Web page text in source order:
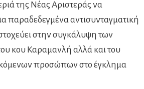
της Νέας Αριστεράς να
παραδεδεγμένα αντισυνταγματική
στην συγκάλυψη των
κου Καραμανλή αλλά και του
προσώπων στο έγκλημα